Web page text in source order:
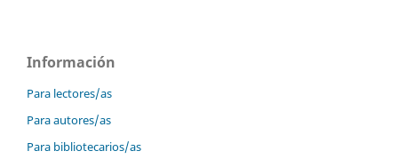
Información
Para lectores/as
Para autores/as
Para bibliotecarios/as